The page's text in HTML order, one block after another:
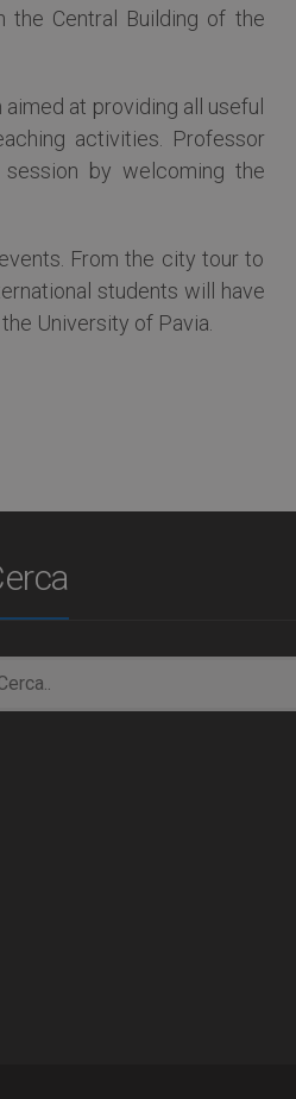
the Central Building of the
at providing all useful
activities. Professor
by welcoming the
From the city tour to
students will have
University of Pavia.